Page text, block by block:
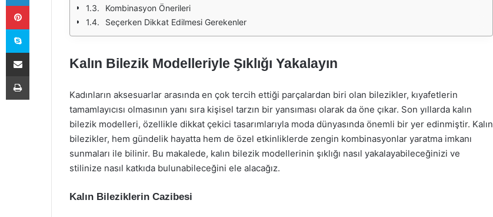
Kombinasyon Önerileri
Seçerken Dikkat Edilmesi Gerekenler
Kalın Bilezik Modelleriyle Şıklığı Yakalayın
Kadınların aksesuarlar arasında en çok tercih ettiği parçalardan biri olan bilezikler, kıyafetlerin
tamamlayıcısı olmasının yanı sıra kişisel tarzın bir yansıması olarak da öne çıkar. Son yıllarda kalın
bilezik modelleri, özellikle dikkat çekici tasarımlarıyla moda dünyasında önemli bir yer edinmiştir. Kalın
bilezikler, hem gündelik hayatta hem de özel etkinliklerde zengin kombinasyonlar yaratma imkanı
sunmaları ile bilinir. Bu makalede, kalın bilezik modellerinin şıklığı nasıl yakalayabileceğinizi ve
stilinize nasıl katkıda bulunabileceğini ele alacağız.
Kalın Bileziklerin Cazibesi
Pinterest
Skype
E-Posta ile paylaş